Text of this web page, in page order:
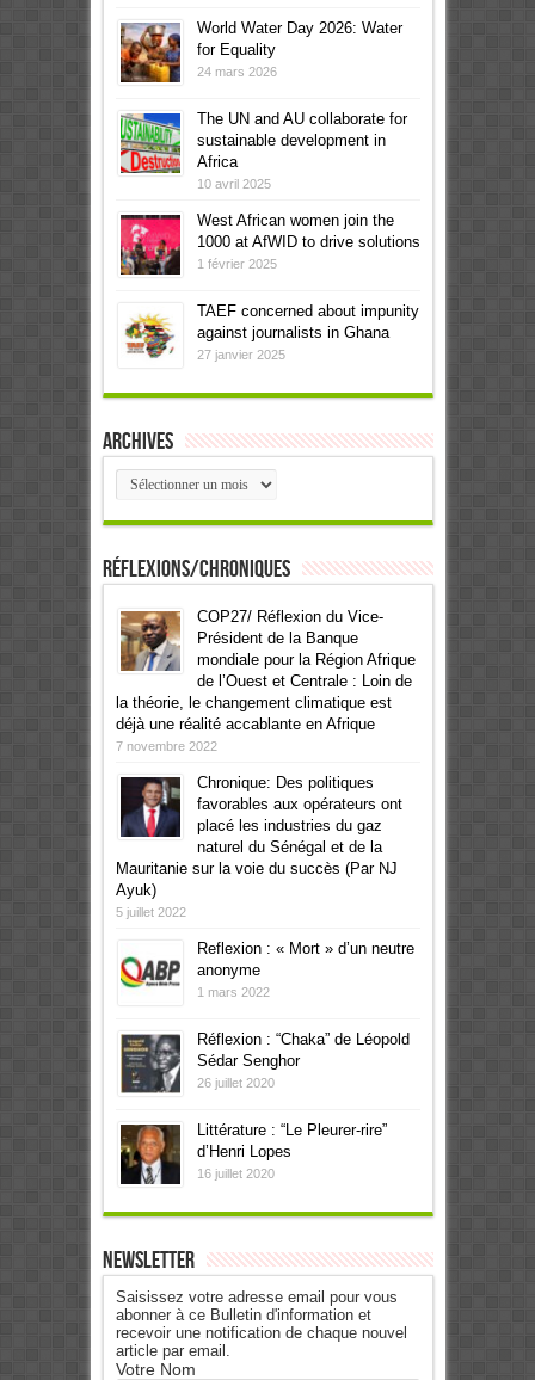
World Water Day 2026: Water
for Equality
24 mars 2026
The UN and AU collaborate for
sustainable development in
Africa
10 avril 2025
West African women join the
1000 at AfWID to drive solutions
1 février 2025
TAEF concerned about impunity
against journalists in Ghana
27 janvier 2025
Archives
Archives
Réflexions/Chroniques
COP27/ Réflexion du Vice-
Président de la Banque
mondiale pour la Région Afrique
de l’Ouest et Centrale : Loin de
la théorie, le changement climatique est
déjà une réalité accablante en Afrique
7 novembre 2022
Chronique: Des politiques
favorables aux opérateurs ont
placé les industries du gaz
naturel du Sénégal et de la
Mauritanie sur la voie du succès (Par NJ
Ayuk)
5 juillet 2022
Reflexion : « Mort » d’un neutre
anonyme
1 mars 2022
Réflexion : “Chaka” de Léopold
Sédar Senghor
26 juillet 2020
Littérature : “Le Pleurer-rire”
d’Henri Lopes
16 juillet 2020
Newsletter
Saisissez votre adresse email pour vous
abonner à ce Bulletin d'information et
recevoir une notification de chaque nouvel
article par email.
Votre Nom